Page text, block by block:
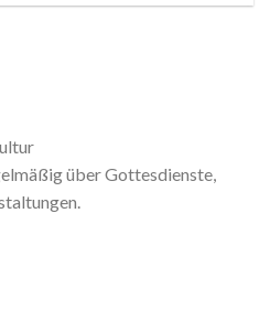
über Gottesdienste,